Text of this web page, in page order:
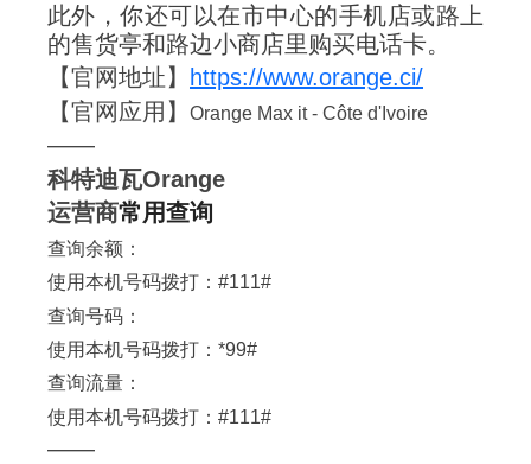
此外，你还可以在市中心的手机店或路上
的售货亭和路边小商店里购买电话卡。
【官网地址】
‍https://www.orange.ci/
【官网应用】
Orange Max it - Côte d'Ivoire
——
科特迪瓦Orange
运营商常用查询
查询余额：
使用本机号码拨打：#111#
查询号码：
使用本机号码拨打：*99#
查询流量：
使用本机号码拨打：#111#
——